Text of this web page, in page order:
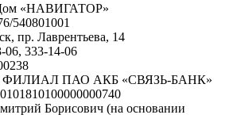
«НАВИГАТОР»
540801001
пр. Лаврентьева, 14
06, 333-14-06
ПАО АКБ «СВЯЗЬ-БАНК»
Борисович (на основании